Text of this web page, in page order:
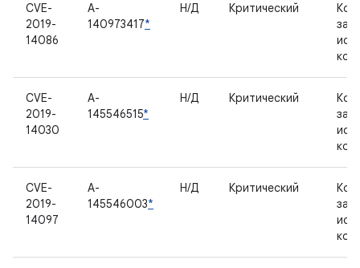
CVE-
2019-
14086
A-
140973417*
Н/Д Критический
CVE-
2019-
14030
A-
145546515*
Н/Д Критический
CVE-
2019-
14097
A-
145546003*
Н/Д Критический